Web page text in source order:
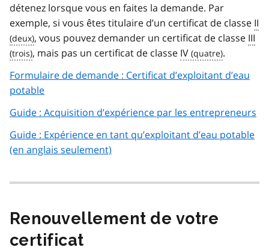
détenez lorsque vous en faites la demande. Par
exemple, si vous êtes titulaire d’un certificat de classe II
, vous pouvez demander un certificat de classe III
, mais pas un certificat de classe IV
.
Formulaire de demande : Certificat d’exploitant d’eau
potable
Guide : Acquisition d’expérience par les entrepreneurs
Guide : Expérience en tant qu’exploitant d’eau potable
(en anglais seulement)
Renouvellement de votre
certificat